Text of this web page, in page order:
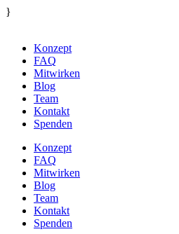
}
Konzept
FAQ
Mitwirken
Blog
Team
Kontakt
Spenden
Konzept
FAQ
Mitwirken
Blog
Team
Kontakt
Spenden